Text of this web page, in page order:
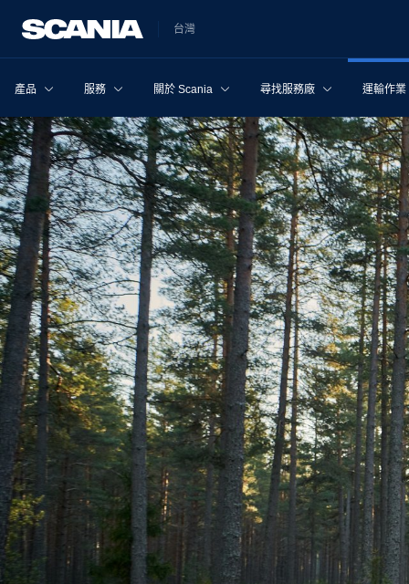
台灣
產品 服務 關於 Scania 尋找服務廠 運輸作業